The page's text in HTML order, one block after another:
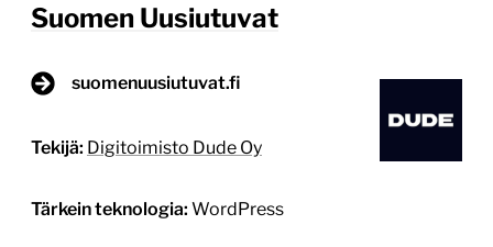
Suomen Uusiutuvat
suomenuusiutuvat.fi
Tekijä: Digitoimisto Dude Oy
Tärkein teknologia: WordPress